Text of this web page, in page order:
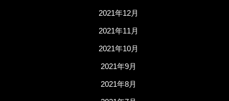
2021年12月
2021年11月
2021年10月
2021年9月
2021年8月